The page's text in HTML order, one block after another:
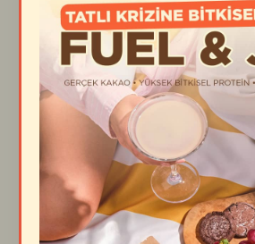
🧑‍⚕️ Mert –
Nutrition
“İçeriğini
rahatladı. Abartı yok,
var.”